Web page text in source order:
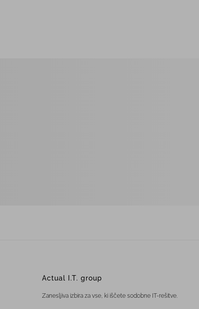
Actual I.T. group
Zanesljiva izbira za vse, ki iščete sodobne IT-rešitve.